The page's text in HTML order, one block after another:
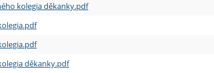
kolegia děkanky.pdf
děkanky.pdf